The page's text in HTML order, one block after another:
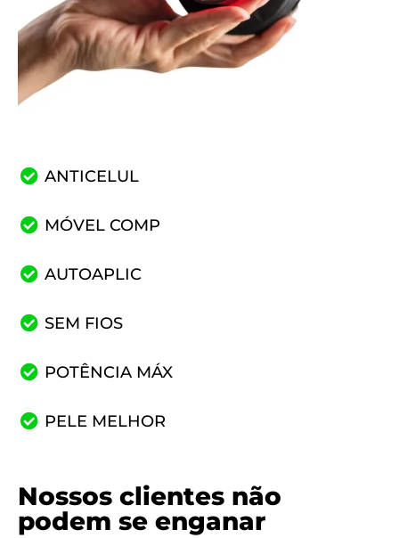
ANTICELUL
MÓVEL COMP
AUTOAPLIC
SEM FIOS
POTÊNCIA MÁX
PELE MELHOR
Nossos clientes não
podem se enganar